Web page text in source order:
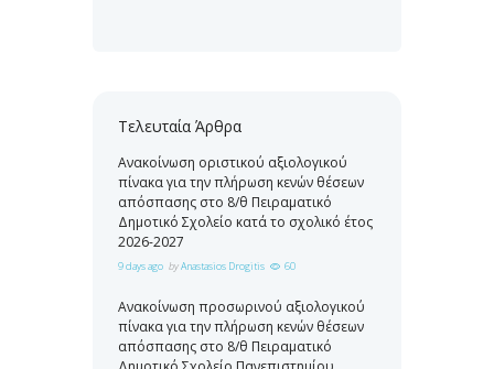
Τελευταία Άρθρα
Ανακοίνωση οριστικού αξιολογικού
πίνακα για την πλήρωση κενών θέσεων
απόσπασης στο 8/θ Πειραματικό
Δημοτικό Σχολείο κατά το σχολικό έτος
2026-2027
9 days ago byAnastasios Drogitis 60
Ανακοίνωση προσωρινού αξιολογικού
πίνακα για την πλήρωση κενών θέσεων
απόσπασης στο 8/θ Πειραματικό